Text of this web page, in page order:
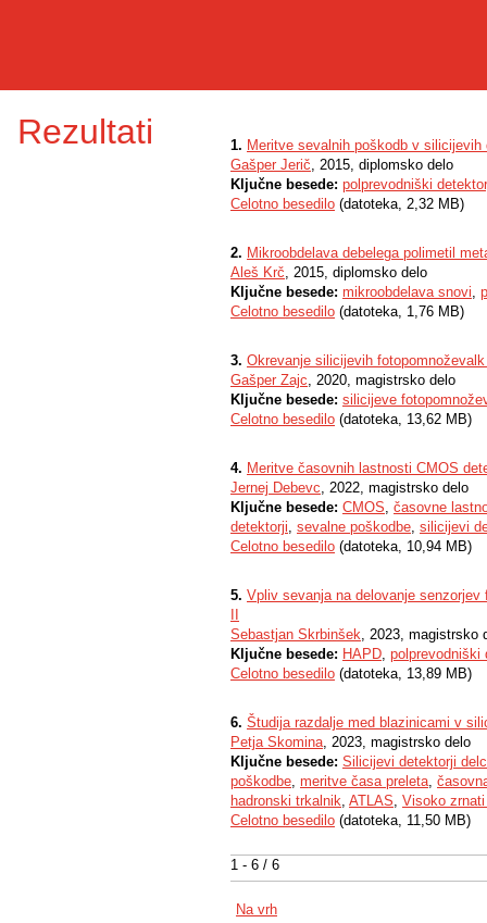
Rezultati
1 - 6 / 6
1. Meritve sevalnih poškodb v silicijevih
Gašper Jerič, 2015, diplomsko delo
Ključne besede: polprevodniški
Celotno besedilo (datoteka, 2,32 MB)
2. Mikroobdelava debelega polimetil
Aleš Krč, 2015, diplomsko delo
Ključne besede: mikroobdelava snovi,
Celotno besedilo (datoteka, 1,76 MB)
3. Okrevanje silicijevih
Gašper Zajc, 2020, magistrsko delo
Ključne besede: silicijeve
Celotno besedilo (datoteka, 13,62 MB)
4. Meritve časovnih lastnosti CMOS
Jernej Debevc, 2022, magistrsko delo
Ključne besede: CMOS, časovne
detektorji, sevalne poškodbe, silicijevi
Celotno besedilo (datoteka, 10,94 MB)
5. Vpliv sevanja na delovanje
Sebastjan Skrbinšek, 2023, magistrsko
Ključne besede: HAPD, polprevodniški
Celotno besedilo (datoteka, 13,89 MB)
6. Študija razdalje med blazinicami v
Petja Skomina, 2023, magistrsko delo
Ključne besede: Silicijevi detektorji
poškodbe, meritve časa preleta,
hadronski trkalnik, ATLAS, Visoko
Celotno besedilo (datoteka, 11,50 MB)
Na vrh